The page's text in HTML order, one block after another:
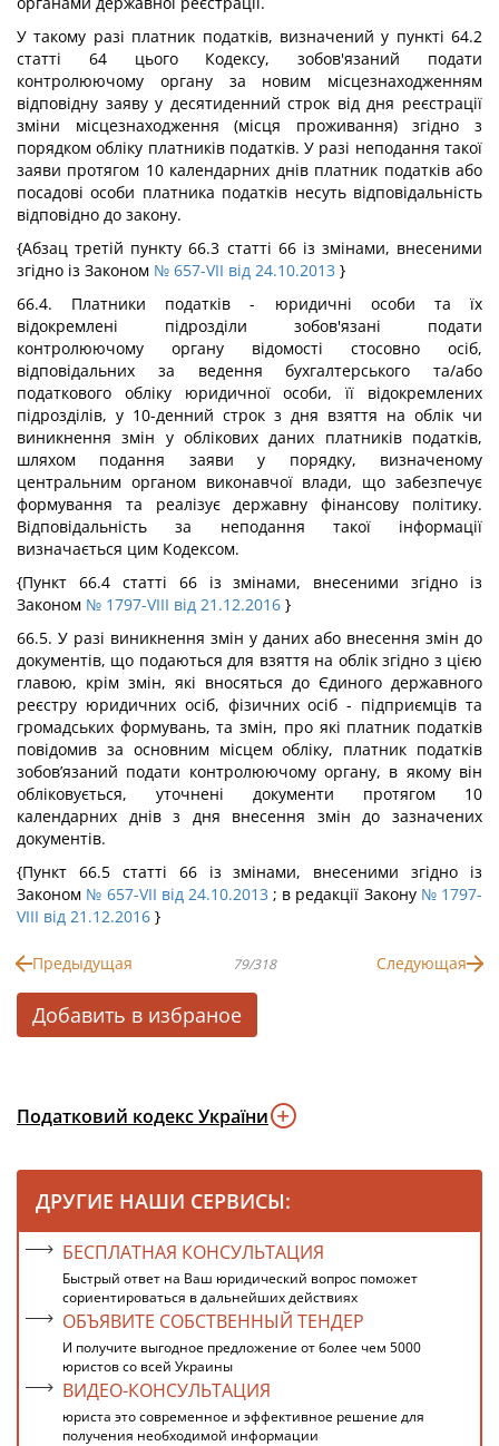
У такому разі платник податків, визначений у пункті 64.2
статті 64 цього Кодексу, зобов'язаний подати
контролюючому органу за новим місцезнаходженням
відповідну заяву у десятиденний строк від дня реєстрації
зміни місцезнаходження (місця проживання) згідно з
порядком обліку платників податків. У разі неподання такої
заяви протягом 10 календарних днів платник податків або
посадові особи платника податків несуть відповідальність
відповідно до закону.
{Абзац третій пункту 66.3 статті 66 із змінами, внесеними
згідно із Законом № 657-VII від 24.10.2013 }
66.4. Платники податків - юридичні особи та їх
відокремлені підрозділи зобов'язані подати
контролюючому органу відомості стосовно осіб,
відповідальних за ведення бухгалтерського та/або
податкового обліку юридичної особи, її відокремлених
підрозділів, у 10-денний строк з дня взяття на облік чи
виникнення змін у облікових даних платників податків,
шляхом подання заяви у порядку, визначеному
центральним органом виконавчої влади, що забезпечує
формування та реалізує державну фінансову політику.
Відповідальність за неподання такої інформації
визначається цим Кодексом.
{Пункт 66.4 статті 66 із змінами, внесеними згідно із
Законом № 1797-VIII від 21.12.2016 }
66.5. У разі виникнення змін у даних або внесення змін до
документів, що подаються для взяття на облік згідно з цією
главою, крім змін, які вносяться до Єдиного державного
реєстру юридичних осіб, фізичних осіб - підприємців та
громадських формувань, та змін, про які платник податків
повідомив за основним місцем обліку, платник податків
зобов’язаний подати контролюючому органу, в якому він
обліковується, уточнені документи протягом 10
календарних днів з дня внесення змін до зазначених
документів.
{Пункт 66.5 статті 66 із змінами, внесеними згідно із
Законом № 657-VII від 24.10.2013 ; в редакції Закону № 1797-
VIII від 21.12.2016 }
Предыдущая 79/318 Следующая
Добавить в избраное
Податковий кодекс України
ДРУГИЕ НАШИ СЕРВИСЫ:
БЕСПЛАТНАЯ КОНСУЛЬТАЦИЯ
Быстрый ответ на Ваш юридический вопрос поможет
сориентироваться в дальнейших действиях
ОБЪЯВИТЕ СОБСТВЕННЫЙ ТЕНДЕР
И получите выгодное предложение от более чем 5000
юристов со всей Украины
ВИДЕО-КОНСУЛЬТАЦИЯ
юриста это современное и эффективное решение для
получения необходимой информации